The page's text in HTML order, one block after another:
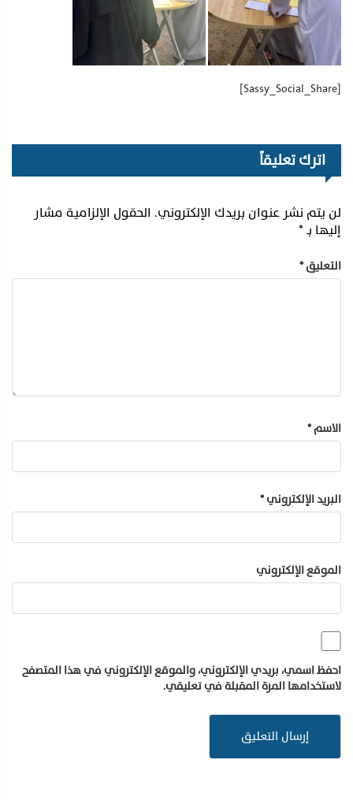
[Sassy_Social_Share]
اترك تعليقاً
لن يتم نشر عنوان بريدك الإلكتروني. الحقول الإلزامية مشار
إليها بـ*
التعليق*
الاسم*
البريد الإلكتروني*
الموقع الإلكتروني
احفظ اسمي، بريدي الإلكتروني، والموقع الإلكتروني في هذا المتصفح
لاستخدامها المرة المقبلة في تعليقي.